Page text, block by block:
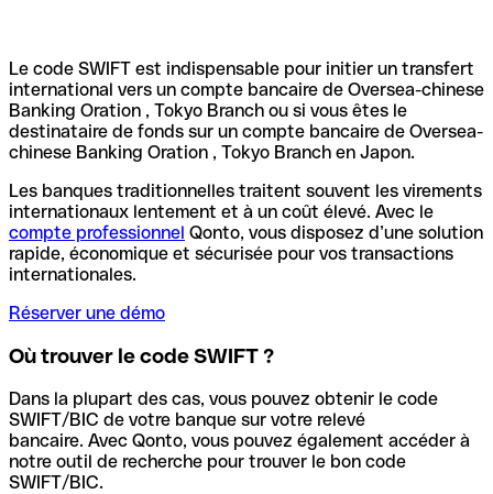
Le code SWIFT est indispensable pour initier un transfert
international vers un compte bancaire de Oversea-chinese
Banking Oration , Tokyo Branch ou si vous êtes le
destinataire de fonds sur un compte bancaire de Oversea-
chinese Banking Oration , Tokyo Branch en Japon.
Les banques traditionnelles traitent souvent les virements
internationaux lentement et à un coût élevé. Avec le
compte professionnel Qonto, vous disposez d’une solution
rapide, économique et sécurisée pour vos transactions
internationales.
Réserver une démo
Où trouver le code SWIFT ?
Dans la plupart des cas, vous pouvez obtenir le code
SWIFT/BIC de votre banque sur votre relevé
bancaire. Avec Qonto, vous pouvez également accéder à
notre outil de recherche pour trouver le bon code
SWIFT/BIC.